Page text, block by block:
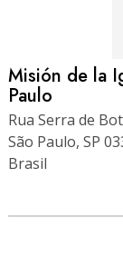
Misión de la
Paulo
Rua Serra de
São Paulo, SP
Brasil